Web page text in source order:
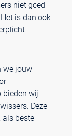
niet goed
is dan ook
we jouw
bieden wij
Deze
als beste